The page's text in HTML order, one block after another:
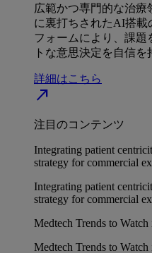
広範かつ専門的な治
に裏打ちされたAI搭載
フォームにより、課題
トな意思決定を自信を
詳細はこちら
north_east
注目のコンテンツ
Integrating patient
strategy for commercial
Integrating patient
strategy for commercial
Medtech Trends to Watch
Medtech Trends to Watch